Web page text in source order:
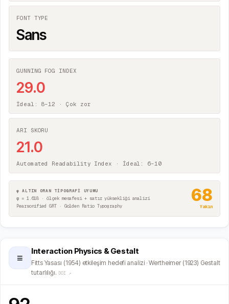
FONT TYPE
Sans
GUNNING FOG INDEX
29.0
İdeal: 8–12 · Çok zor
ARI SKORU
21.0
Automated Readability Index · İdeal: 6–10
φ ALTIN ORAN TİPOGRAFİ UYUMU
φ = 1.618 · ölçek mesafesi + satır yüksekliği analizi
Pearsonified GRT · Golden Ratio Typography
68
Yakın
≡
Interaction Physics & Gestalt
Fitts Yasası (1954) etkileşim hedefi analizi · Wertheimer (1923) Gestalt
tutarlılığı. DOI ↗